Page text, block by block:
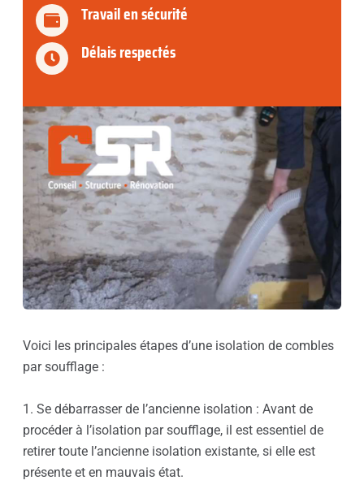
Travail en sécurité
Délais respectés
Voici les principales étapes d’une isolation de combles
par soufflage :
1. Se débarrasser de l’ancienne isolation : Avant de
procéder à l’isolation par soufflage, il est essentiel de
retirer toute l’ancienne isolation existante, si elle est
présente et en mauvais état.